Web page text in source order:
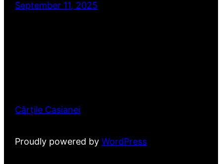
September 11, 2025
Cărțile Casianei
Proudly powered byWordPress